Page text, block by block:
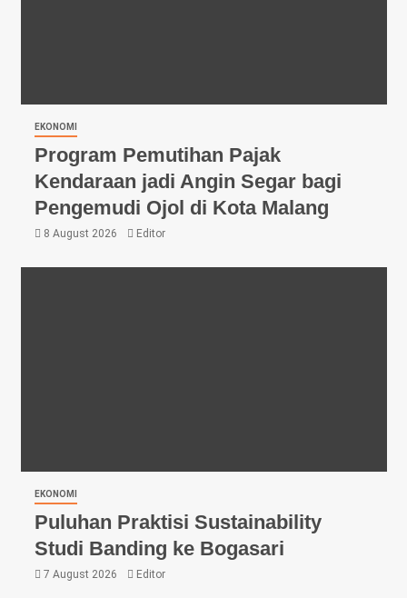
EKONOMI
Program Pemutihan Pajak
Kendaraan jadi Angin Segar bagi
Pengemudi Ojol di Kota Malang
8 August 2026 Editor
EKONOMI
Puluhan Praktisi Sustainability
Studi Banding ke Bogasari
7 August 2026 Editor